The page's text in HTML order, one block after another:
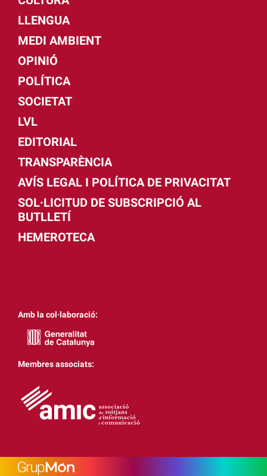
LLENGUA
MEDI AMBIENT
OPINIÓ
POLÍTICA
SOCIETAT
LVL
EDITORIAL
TRANSPARÈNCIA
AVÍS LEGAL I POLÍTICA DE PRIVACITAT
SOL·LICITUD DE SUBSCRIPCIÓ AL
BUTLLETÍ
HEMEROTECA
Amb la col·laboració:
Membres associats: